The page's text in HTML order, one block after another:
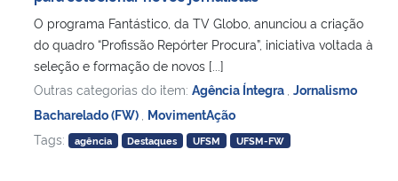
O programa Fantástico, da TV Globo, anunciou a criação
do quadro “Profissão Repórter Procura”, iniciativa voltada à
seleção e formação de novos [...]
Outras categorias do item: Agência Íntegra
Jornalismo
Bacharelado (FW) MovimentAção
Tags:
agência Destaques UFSM UFSM-FW